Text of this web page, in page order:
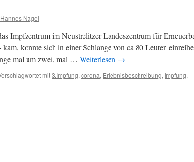
Hannes Nagel
Impfzentrum im Neustrelitzer Landeszentrum für
konnte sich in einer Schlange von ca 80 Leuten
mal um zwei, mal … Weiterlesen →
mit3.Impfung, corona, Erlebnisbeschreibung, Impfung,